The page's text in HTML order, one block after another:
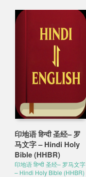
印地语 हिन्दी 圣经– 罗
马文字 – Hindi Holy
Bible (HHBR)
印地语 हिन्दी 圣经– 罗马文字
– Hindi Holy Bible (HHBR)